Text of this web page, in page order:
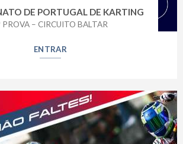
DE PORTUGAL DE KARTING
PROVA – CIRCUITO BALTAR
ENTRAR